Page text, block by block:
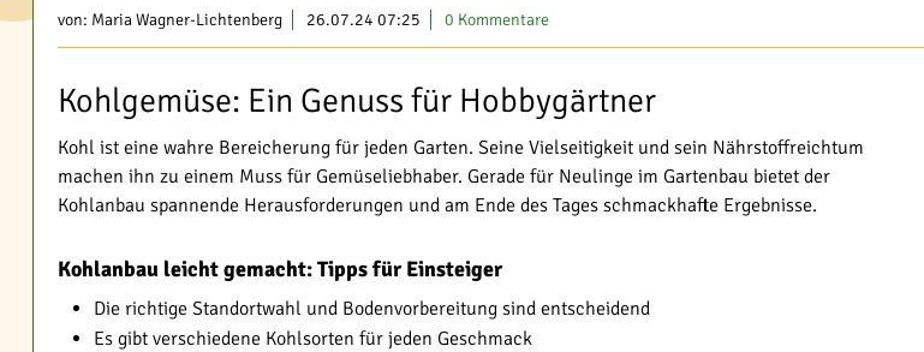
von: Maria Wagner-Lichtenberg 26.07.24 07:25 0 Kommentare
Kohlgemüse: Ein Genuss für Hobbygärtner
Kohl ist eine wahre Bereicherung für jeden Garten. Seine Vielseitigkeit und sein Nährstoffreichtum
machen ihn zu einem Muss für Gemüseliebhaber. Gerade für Neulinge im Gartenbau bietet der
Kohlanbau spannende Herausforderungen und am Ende des Tages schmackhafte Ergebnisse.
Kohlanbau leicht gemacht: Tipps für Einsteiger
Die richtige Standortwahl und Bodenvorbereitung sind entscheidend
Es gibt verschiedene Kohlsorten für jeden Geschmack